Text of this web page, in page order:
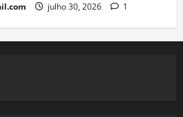
julho 30, 2026 1